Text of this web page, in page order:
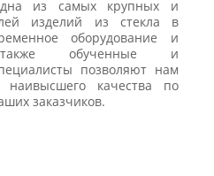
из самых крупных и
изделий из стекла в
оборудование и
обученные и
позволяют нам
наивысшего качества по
заказчиков.